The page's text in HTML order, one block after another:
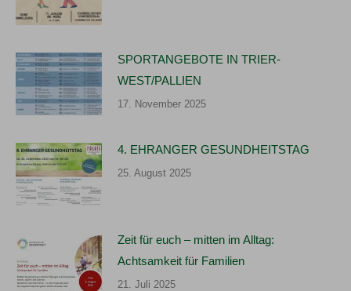
SPORTANGEBOTE IN TRIER-
WEST/PALLIEN
17. November 2025
4. EHRANGER GESUNDHEITSTAG
25. August 2025
Zeit für euch – mitten im Alltag:
Achtsamkeit für Familien
21. Juli 2025